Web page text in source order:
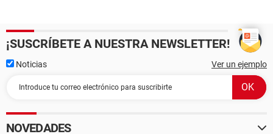
¡SUSCRÍBETE A NUESTRA NEWSLETTER!
Noticias Ver un ejemplo
NOVEDADES